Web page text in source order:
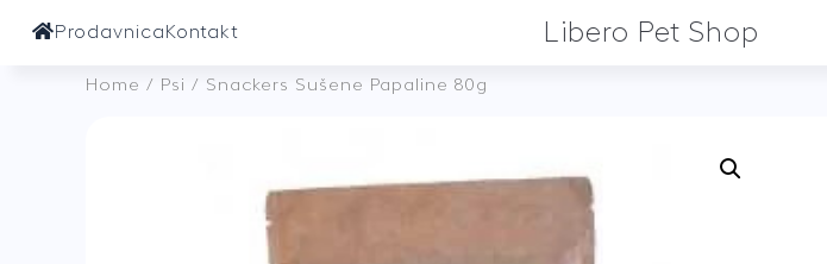
Prodavnica Kontakt Libero Pet Shop
Home / Psi / Snackers Sušene Papaline 80g